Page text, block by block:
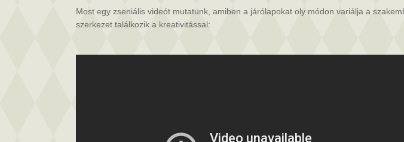
bejegyzéshez
Most egy zseniális videót mutatunk, amiben a járólapokat oly módon variálja a
szerkezet találkozik a kreativitással: